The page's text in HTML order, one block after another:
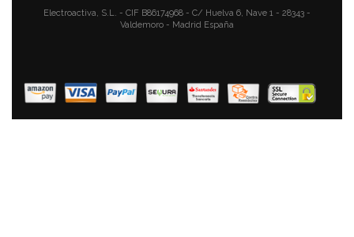
Electroactiva, S.L. - CIF B86174968 - C/ Huelva 6, Nave 1 - 28343 -
Valdemoro - Madrid España